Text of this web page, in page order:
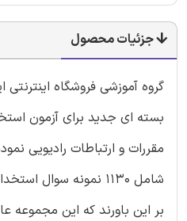
جزئیات محصول
گروه آموزشی فروشگاه اینترنتی
بسته ای جدید برای آزمون
مقررات و ارتباطات رادیویی
شامل 1130 نمونه سوال
بر این باورند که این مجموعه